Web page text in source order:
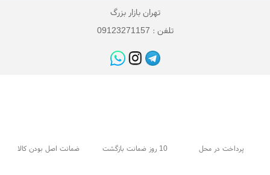
تهران بازار بزرگ
تلفن : 09123271157